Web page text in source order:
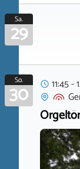
Sa.
29
So.
30
11:45 -